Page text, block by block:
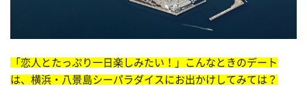
「恋人とたっぷり一日楽しみたい！」こんなときのデート
は、横浜・ 八景島シーパラダイスにお出かけしてみては？